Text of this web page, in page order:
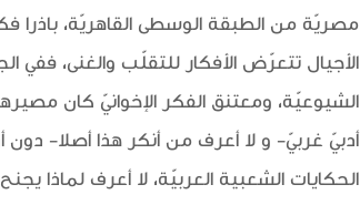
مصريّة من الطبقة الوسطى القاهريّة، باذرا
الأجيال تتعرّض الأفكار للتقلّب والغنى، ففي
الشيوعيّة، ومعتنق الفكر الإخوانيّ كان
أدبيّ غربيّ- و لا أعرف من أنكر هذا أصلا- دون أن
الحكايات الشعبية العربيّة، لا أعرف لماذا يجنح